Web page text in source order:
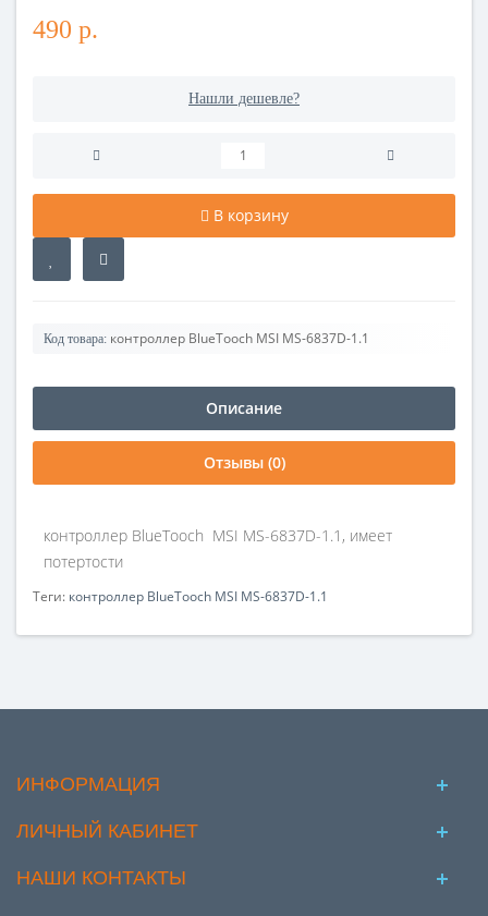
490 р.
Нашли дешевле?
В корзину
Код товара: контроллер BlueTooch MSI MS-6837D-1.1
Описание
Отзывы (0)
контроллер BlueTooch MSI MS-6837D-1.1, имеет
потертости
Теги: контроллер BlueTooch MSI MS-6837D-1.1
ИНФОРМАЦИЯ
ЛИЧНЫЙ КАБИНЕТ
НАШИ КОНТАКТЫ